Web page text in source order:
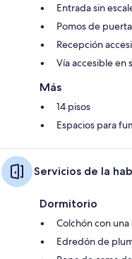
Entrada sin
Pomos de
Recepción
Vía accesible en
Más
14 pisos
Espacios para
Servicios de la
Dormitorio
Colchón con
Edredón de